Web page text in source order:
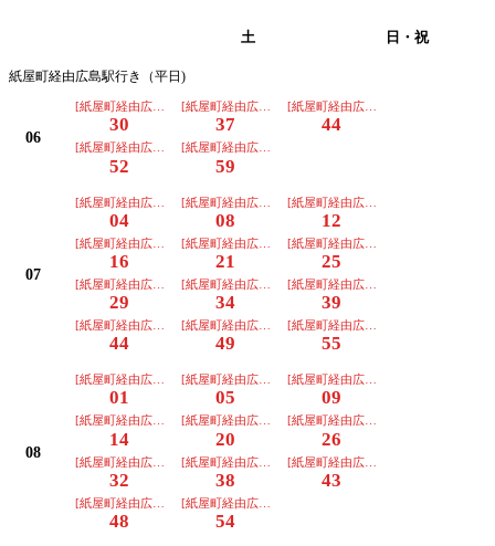
土 日・祝
紙屋町経由広島駅行き（平日)
06
[紙屋町経由広島駅]
30
[紙屋町経由広島駅]
37
[紙屋町経由広島駅]
44
[紙屋町経由広島駅]
52
[紙屋町経由広島駅]
59
07
[紙屋町経由広島駅]
04
[紙屋町経由広島駅]
08
[紙屋町経由広島駅]
12
[紙屋町経由広島駅]
16
[紙屋町経由広島駅]
21
[紙屋町経由広島駅]
25
[紙屋町経由広島駅]
29
[紙屋町経由広島駅]
34
[紙屋町経由広島駅]
39
[紙屋町経由広島駅]
44
[紙屋町経由広島駅]
49
[紙屋町経由広島駅]
55
08
[紙屋町経由広島駅]
01
[紙屋町経由広島駅]
05
[紙屋町経由広島駅]
09
[紙屋町経由広島駅]
14
[紙屋町経由広島駅]
20
[紙屋町経由広島駅]
26
[紙屋町経由広島駅]
32
[紙屋町経由広島駅]
38
[紙屋町経由広島駅]
43
[紙屋町経由広島駅]
48
[紙屋町経由広島駅]
54